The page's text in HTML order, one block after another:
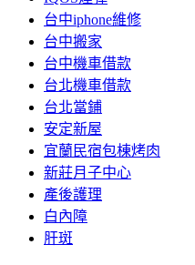
台中iphone維修
台中搬家
台中機車借款
台北機車借款
台北當鋪
安定新屋
宜蘭民宿包棟烤肉
新莊月子中心
產後護理
白內障
肝斑